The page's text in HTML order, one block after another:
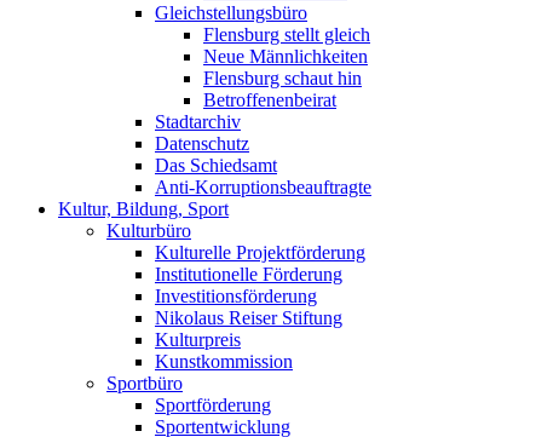
Gleichstellungsbüro
Flensburg stellt gleich
Neue Männlichkeiten
Flensburg schaut hin
Betroffenenbeirat
Stadtarchiv
Datenschutz
Das Schiedsamt
Anti-Korruptionsbeauftragte
Kultur, Bildung, Sport
Kulturbüro
Kulturelle Projektförderung
Institutionelle Förderung
Investitionsförderung
Nikolaus Reiser Stiftung
Kulturpreis
Kunstkommission
Sportbüro
Sportförderung
Sportentwicklung